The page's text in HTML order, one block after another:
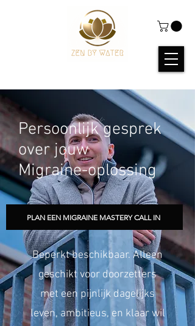
Persoonlijk gesprek
over jouw
Migraine-oplossing
PLAN EEN MIGRAINE MASTERY CALL IN
Beperkt beschikbaar. Alleen
geschikt voor doorzetters
met een pijnlijk dagelijks
leven, ambitieus, en klaar wil